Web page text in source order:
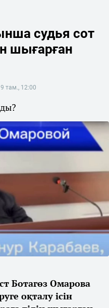
судья сот
шығарған
там., 12:00
Ботагөз Омарова
оқталу ісін